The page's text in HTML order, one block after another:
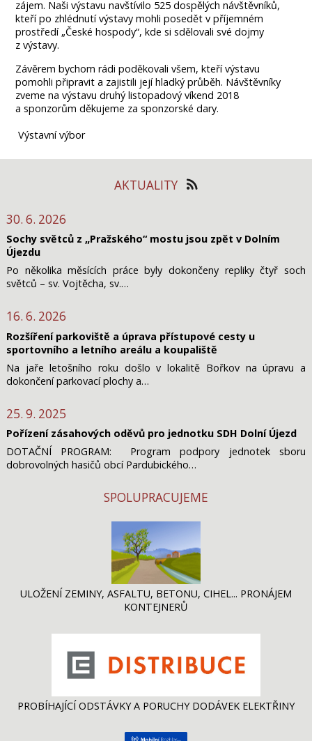
zájem. Naši výstavu navštívilo 525 dospělých návštěvníků,
kteří po zhlédnutí výstavy mohli posedět v příjemném
prostředí „České hospody“, kde si sdělovali své dojmy
z výstavy.
Závěrem bychom rádi poděkovali všem, kteří výstavu
pomohli připravit a zajistili její hladký průběh. Návštěvníky
zveme na výstavu druhý listopadový víkend 2018
a sponzorům děkujeme za sponzorské dary.
Výstavní výbor
AKTUALITY
30. 6. 2026
Sochy světců z „Pražského“ mostu jsou zpět v Dolním
Újezdu
Po několika měsících práce byly dokončeny repliky čtyř soch
světců – sv. Vojtěcha, sv.…
16. 6. 2026
Rozšíření parkoviště a úprava přístupové cesty u
sportovního a letního areálu a koupaliště
Na jaře letošního roku došlo v lokalitě Bořkov na úpravu a
dokončení parkovací plochy a…
25. 9. 2025
Pořízení zásahových oděvů pro jednotku SDH Dolní Újezd
DOTAČNÍ PROGRAM: Program podpory jednotek sboru
dobrovolných hasičů obcí Pardubického…
SPOLUPRACUJEME
ULOŽENÍ ZEMINY, ASFALTU, BETONU, CIHEL... PRONÁJEM
KONTEJNERŮ
PROBÍHAJÍCÍ ODSTÁVKY A PORUCHY DODÁVEK ELEKTŘINY